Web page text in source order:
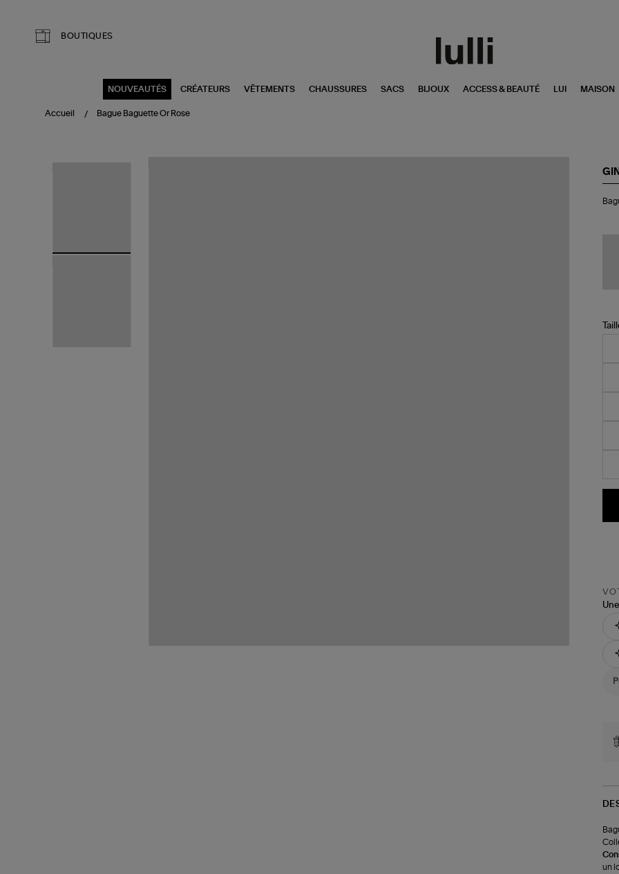
BOUTIQUES
NOUVEAUTÉS CRÉATEURS VÊTEMENTS CHAUSSURES SACS BIJOUX ACCESS & BEAUTÉ LUI MAISON
Accueil Bague Baguette Or Rose
un